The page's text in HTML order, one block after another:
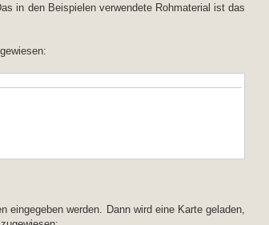
in den Beispielen verwendete Rohmaterial ist das
werden. Dann wird eine Karte geladen,